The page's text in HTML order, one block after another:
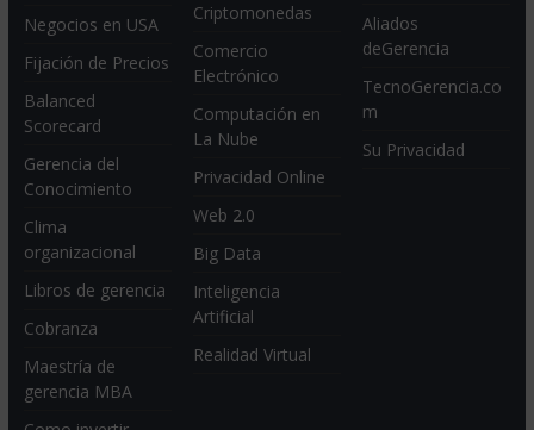
Negocios en USA
Fijación de Precios
Balanced
Scorecard
Gerencia del
Conocimiento
Clima
organizacional
Libros de gerencia
Cobranza
Maestría de
gerencia MBA
Criptomonedas
Comercio
Electrónico
Computación en
La Nube
Privacidad Online
Web 2.0
Big Data
Inteligencia
Artificial
Realidad Virtual
Aliados
deGerencia
TecnoGerencia.co
m
Su Privacidad